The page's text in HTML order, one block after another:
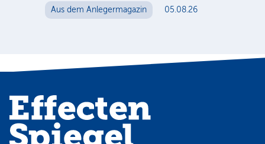
Aus dem Anlegermagazin 05.08.26